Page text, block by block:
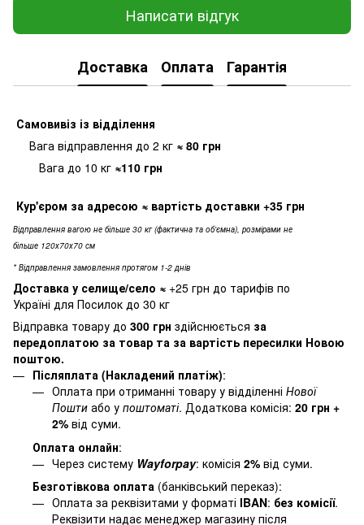
Написати відгук
Доставка Оплата Гарантія
Самовивіз із відділення
Вага відправлення до 2 кг ≈ 80 грн
Вага до 10 кг ≈110 грн
Кур'єром за адресою ≈ вартість доставки +35 грн
Відправлення вагою не більше 30 кг (фактична та об'ємна), розмірами не
більше 120х70х70 см
* Відправлення замовлення протягом 1-2 днів
Доставка у селище/село ≈ +25 грн до тарифів по
Україні для Посилок до 30 кг
Відправка товару до 300 грн здійснюється за
передоплатою за товар та за вартість пересилки Новою
поштою.
Післяплата (Накладений платіж):
Оплата при отриманні товару у відділенні Нової
Пошти або у поштоматі. Додаткова комісія: 20 грн +
2% від суми.
Оплата онлайн:
Через систему Wayforpay: комісія 2% від суми.
Безготівкова оплата (банківський переказ):
Оплата за реквізитами у форматі IBAN: без комісії.
Реквізити надає менеджер магазину після